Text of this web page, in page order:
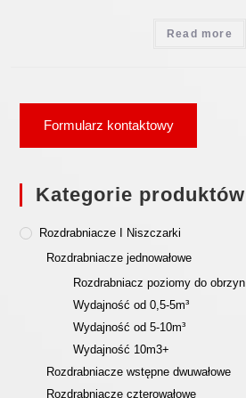
Read more
Formularz kontaktowy
Kategorie produktów
Rozdrabniacze I Niszczarki
Rozdrabniacze jednowałowe
Rozdrabniacz poziomy do obrzyn
Wydajność od 0,5-5m³
Wydajność od 5-10m³
Wydajność 10m3+
Rozdrabniacze wstępne dwuwałowe
Rozdrabniacze czterowałowe